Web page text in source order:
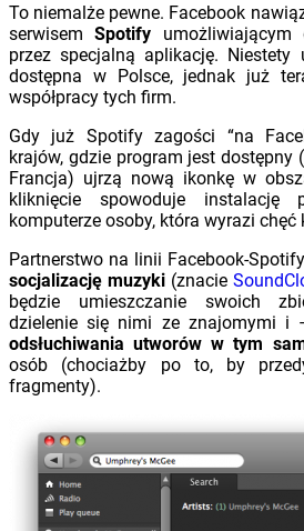
To niemalże pewne. Facebook
serwisemSpotify
przez specjalną aplikację. Niestety
dostępna w Polsce, jednak już
współpracy tych firm.
Gdy już Spotify zagości “na
krajów, gdzie program jest dostępny
Francja) ujrzą nową ikonkę w
kliknięcie spowoduje instalację
komputerze osoby, która wyrazi chęć
Partnerstwo na linii Facebook-
socjalizację muzyki (znacie
będzie umieszczanie swoich
dzielenie się nimi ze znajomymi i
odsłuchiwania utworów w tym
osób (chociażby po to, by
fragmenty).